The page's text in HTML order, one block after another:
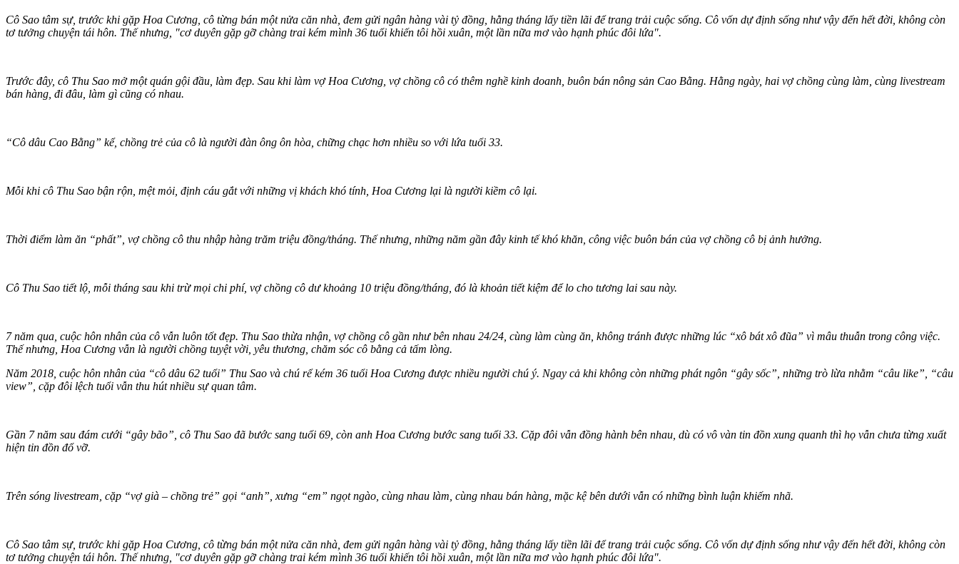
Cô Sao tâm sự, trước khi gặp Hoa Cương, cô từng bán một nửa căn nhà, đem gửi ngân hàng vài tỷ đồng, hằng tháng lấy tiền lãi để trang trải cuộc sống. Cô vốn dự định sống như vậy đến hết đời, không còn
tơ tưởng chuyện tái hôn. Thế nhưng, "cơ duyên gặp gỡ chàng trai kém mình 36 tuổi khiến tôi hồi xuân, một lần nữa mơ vào hạnh phúc đôi lứa".
Trước đây, cô Thu Sao mở một quán gội đầu, làm đẹp. Sau khi làm vợ Hoa Cương, vợ chồng cô có thêm nghề kinh doanh, buôn bán nông sản Cao Bằng. Hằng ngày, hai vợ chồng cùng làm, cùng livestream
bán hàng, đi đâu, làm gì cũng có nhau.
“Cô dâu Cao Bằng” kể, chồng trẻ của cô là người đàn ông ôn hòa, chững chạc hơn nhiều so với lứa tuổi 33.
Mỗi khi cô Thu Sao bận rộn, mệt mỏi, định cáu gắt với những vị khách khó tính, Hoa Cương lại là người kiềm cô lại.
Thời điểm làm ăn “phất”, vợ chồng cô thu nhập hàng trăm triệu đồng/tháng. Thế nhưng, những năm gần đây kinh tế khó khăn, công việc buôn bán của vợ chồng cô bị ảnh hưởng.
Cô Thu Sao tiết lộ, mỗi tháng sau khi trừ mọi chi phí, vợ chồng cô dư khoảng 10 triệu đồng/tháng, đó là khoản tiết kiệm để lo cho tương lai sau này.
7 năm qua, cuộc hôn nhân của cô vẫn luôn tốt đẹp. Thu Sao thừa nhận, vợ chồng cô gần như bên nhau 24/24, cùng làm cùng ăn, không tránh được những lúc “xô bát xô đũa” vì mâu thuẫn trong công việc.
Thế nhưng, Hoa Cương vẫn là người chồng tuyệt vời, yêu thương, chăm sóc cô bằng cả tấm lòng.
Năm 2018, cuộc hôn nhân của “cô dâu 62 tuổi” Thu Sao và chú rể kém 36 tuổi Hoa Cương được nhiều người chú ý. Ngay cả khi không còn những phát ngôn “gây sốc”, những trò lừa nhằm “câu like”, “câu
view”, cặp đôi lệch tuổi vẫn thu hút nhiều sự quan tâm.
Gần 7 năm sau đám cưới “gây bão”, cô Thu Sao đã bước sang tuổi 69, còn anh Hoa Cương bước sang tuổi 33. Cặp đôi vẫn đồng hành bên nhau, dù có vô vàn tin đồn xung quanh thì họ vẫn chưa từng xuất
hiện tin đồn đổ vỡ.
Trên sóng livestream, cặp “vợ già – chồng trẻ” gọi “anh”, xưng “em” ngọt ngào, cùng nhau làm, cùng nhau bán hàng, mặc kệ bên dưới vẫn có những bình luận khiếm nhã.
Cô Sao tâm sự, trước khi gặp Hoa Cương, cô từng bán một nửa căn nhà, đem gửi ngân hàng vài tỷ đồng, hằng tháng lấy tiền lãi để trang trải cuộc sống. Cô vốn dự định sống như vậy đến hết đời, không còn
tơ tưởng chuyện tái hôn. Thế nhưng, "cơ duyên gặp gỡ chàng trai kém mình 36 tuổi khiến tôi hồi xuân, một lần nữa mơ vào hạnh phúc đôi lứa".